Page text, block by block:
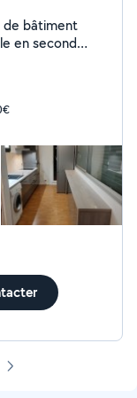
en second
- plâtrerie (
(pose de
souple. -
effectuer un
Page